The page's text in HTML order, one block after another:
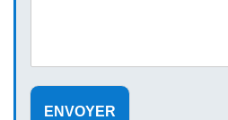
ENVOYER